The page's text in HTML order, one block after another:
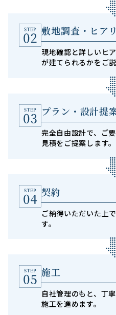
敷地調査・ヒア
現地確認と詳しいヒ
が建てられるかをご説
プラン・設計提
完全自由設計で、ご
見積をご提案します。
契約
ご納得いただいた上
す。
施工
自社管理のもと、丁
施工を進めます。